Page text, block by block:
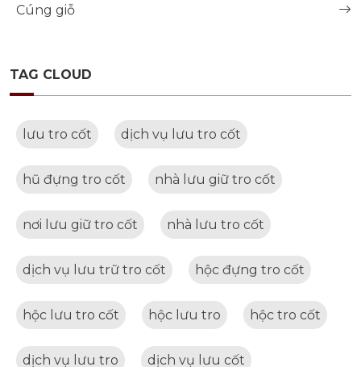
Cúng giỗ
TAG CLOUD
lưu tro cốt dịch vụ lưu tro cốt
hũ đựng tro cốt nhà lưu giữ tro cốt
nơi lưu giữ tro cốt nhà lưu tro cốt
dịch vụ lưu trữ tro cốt hộc đựng tro cốt
hộc lưu tro cốt hộc lưu tro hộc tro cốt
dịch vụ lưu tro dịch vụ lưu cốt